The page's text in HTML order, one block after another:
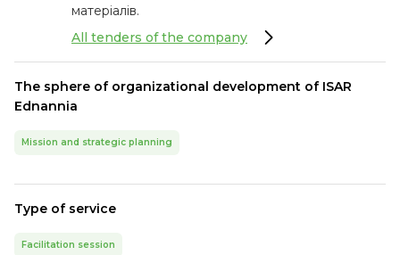
матеріалів.
All tenders of the company
The sphere of organizational development of ISAR
Ednannia
Mission and strategic planning
Type of service
Facilitation session